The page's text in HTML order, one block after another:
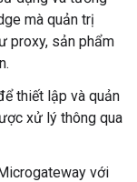
mà quản trị
proxy, sản phẩm
thiết lập và quản
xử lý thông qua
với